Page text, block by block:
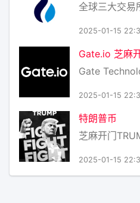
全球三大交易
2025-01-15
Gate.io 芝麻
Gate
2025-01-15
特朗普币
芝麻开门
2025-01-15